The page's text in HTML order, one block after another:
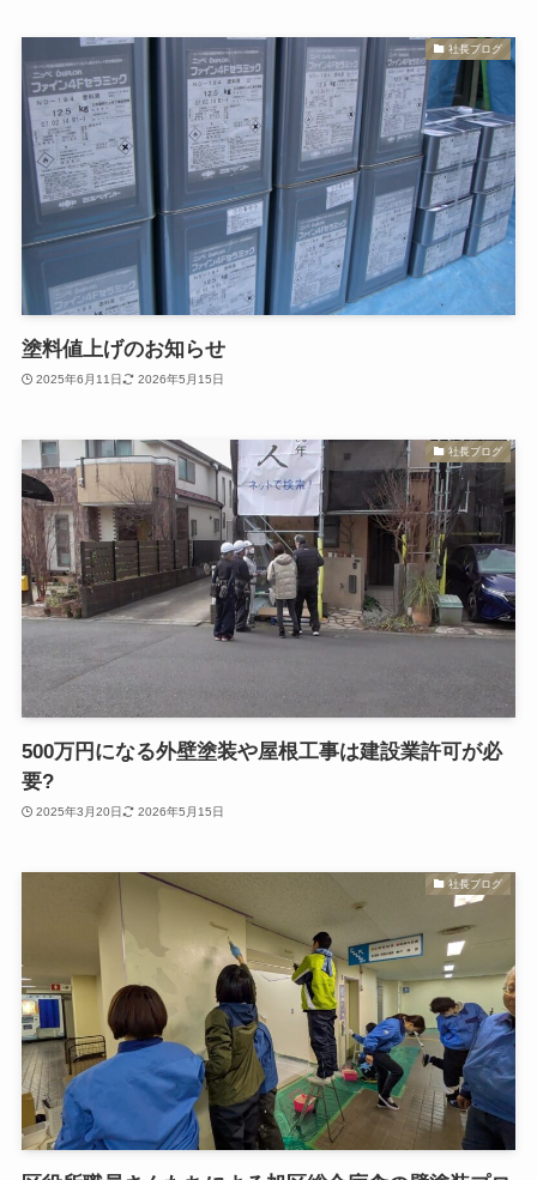
社長ブログ
塗料値上げのお知らせ
2025年6月11日 2026年5月15日
社長ブログ
500万円になる外壁塗装や屋根工事は建設業許可が必
要?
2025年3月20日 2026年5月15日
社長ブログ